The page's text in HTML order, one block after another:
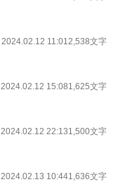
2024.02.12 11:012,538文字
2024.02.12 15:081,625文字
2024.02.12 22:131,500文字
2024.02.13 10:441,636文字